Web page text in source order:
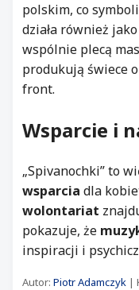
polskim, co
działa również
wspólnie plecą
produkują świece
front.
Wsparcie i
„Spivanochki” to
wsparcia dla
wolontariat
pokazuje, że
inspiracji i
Autor: Piotr Adamczyk |